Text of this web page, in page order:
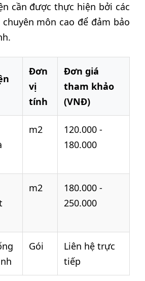
cần được thực hiện bởi các
môn cao để đảm bảo
Đơn
vị
tính
Đơn giá
tham khảo
(VNĐ)
m2
120.000 -
180.000
m2
180.000 -
250.000
Gói
Liên hệ trực
tiếp